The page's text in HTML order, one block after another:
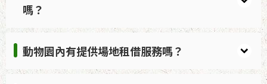
嗎？
動物園內有提供場地租借服務嗎？